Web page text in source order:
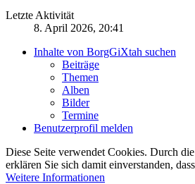
Letzte Aktivität
8. April 2026, 20:41
Inhalte von BorgGiXtah suchen
Beiträge
Themen
Alben
Bilder
Termine
Benutzerprofil melden
Diese Seite verwendet Cookies. Durch
erklären Sie sich damit einverstanden,
Weitere Informationen